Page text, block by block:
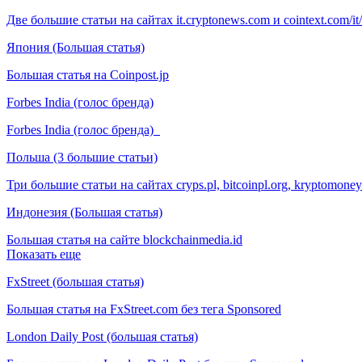
Две большие статьи на сайтах it.cryptonews.com и cointext.com/it/
Япония (Большая статья)
Большая статья на Coinpost.jp
Forbes India (голос бренда)
Forbes India (голос бренда)
Польша (3 большие статьи)
Три большие статьи на сайтах cryps.pl, bitcoinpl.org,
Индонезия (Большая статья)
Большая статья на сайте blockchainmedia.id
Показать еще
FxStreet (большая статья)
Большая статья на FxStreet.com без тега Sponsored
London Daily Post (большая статья)